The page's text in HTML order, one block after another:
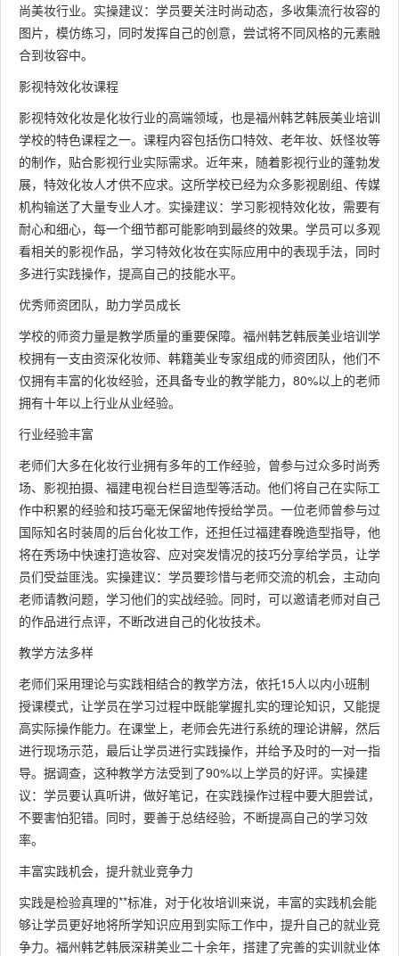
尚美妆行业。实操建议：学员要关注时尚动态，多收集流行妆容的
图片，模仿练习，同时发挥自己的创意，尝试将不同风格的元素融
合到妆容中。
影视特效化妆课程
影视特效化妆是化妆行业的高端领域，也是福州韩艺韩辰美业培训
学校的特色课程之一。课程内容包括伤口特效、老年妆、妖怪妆等
的制作，贴合影视行业实际需求。近年来，随着影视行业的蓬勃发
展，特效化妆人才供不应求。这所学校已经为众多影视剧组、传媒
机构输送了大量专业人才。实操建议：学习影视特效化妆，需要有
耐心和细心，每一个细节都可能影响到最终的效果。学员可以多观
看相关的影视作品，学习特效化妆在实际应用中的表现手法，同时
多进行实践操作，提高自己的技能水平。
优秀师资团队，助力学员成长
学校的师资力量是教学质量的重要保障。福州韩艺韩辰美业培训学
校拥有一支由资深化妆师、韩籍美业专家组成的师资团队，他们不
仅拥有丰富的化妆经验，还具备专业的教学能力，80%以上的老师
拥有十年以上行业从业经验。
行业经验丰富
老师们大多在化妆行业拥有多年的工作经验，曾参与过众多时尚秀
场、影视拍摄、福建电视台栏目造型等活动。他们将自己在实际工
作中积累的经验和技巧毫无保留地传授给学员。一位老师曾参与过
国际知名时装周的后台化妆工作，还担任过福建春晚造型指导，他
将在秀场中快速打造妆容、应对突发情况的技巧分享给学员，让学
员们受益匪浅。实操建议：学员要珍惜与老师交流的机会，主动向
老师请教问题，学习他们的实战经验。同时，可以邀请老师对自己
的作品进行点评，不断改进自己的化妆技术。
教学方法多样
老师们采用理论与实践相结合的教学方法，依托15人以内小班制
授课模式，让学员在学习过程中既能掌握扎实的理论知识，又能提
高实际操作能力。在课堂上，老师会先进行系统的理论讲解，然后
进行现场示范，最后让学员进行实践操作，并给予及时的一对一指
导。据调查，这种教学方法受到了90%以上学员的好评。实操建
议：学员要认真听讲，做好笔记，在实践操作过程中要大胆尝试，
不要害怕犯错。同时，要善于总结经验，不断提高自己的学习效
率。
丰富实践机会，提升就业竞争力
实践是检验真理的**标准，对于化妆培训来说，丰富的实践机会能
够让学员更好地将所学知识应用到实际工作中，提升自己的就业竞
争力。福州韩艺韩辰深耕美业二十余年，搭建了完善的实训就业体